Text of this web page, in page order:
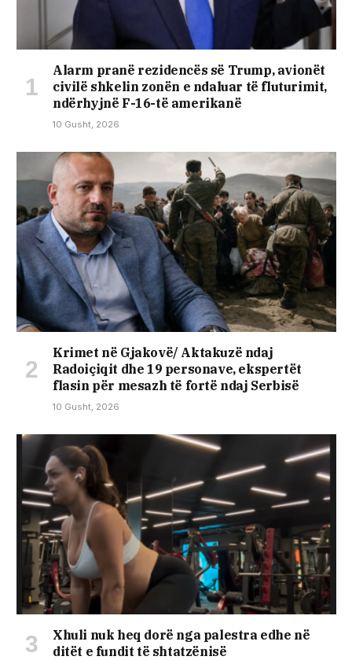
Alarm pranë rezidencës së Trump, avionët
civilë shkelin zonën e ndaluar të fluturimit,
ndërhyjnë F-16-të amerikanë
10 Gusht, 2026
Krimet në Gjakovë/ Aktakuzë ndaj
Radoiçiqit dhe 19 personave, ekspertët
flasin për mesazh të fortë ndaj Serbisë
10 Gusht, 2026
Xhuli nuk heq dorë nga palestra edhe në
ditët e fundit të shtatzënisë